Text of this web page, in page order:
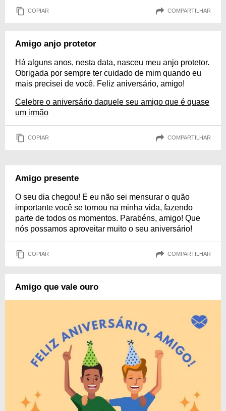
COPIAR COMPARTILHAR
Amigo anjo protetor
Há alguns anos, nesta data, nasceu meu anjo protetor.
Obrigada por sempre ter cuidado de mim quando eu
mais precisei de você. Feliz aniversário, amigo!
Celebre o aniversário daquele seu amigo que é quase
um irmão
COPIAR COMPARTILHAR
Amigo presente
O seu dia chegou! E eu não sei mensurar o quão
importante você se tornou na minha vida, fazendo
parte de todos os momentos. Parabéns, amigo! Que
nós possamos aproveitar muito o seu aniversário!
COPIAR COMPARTILHAR
Amigo que vale ouro